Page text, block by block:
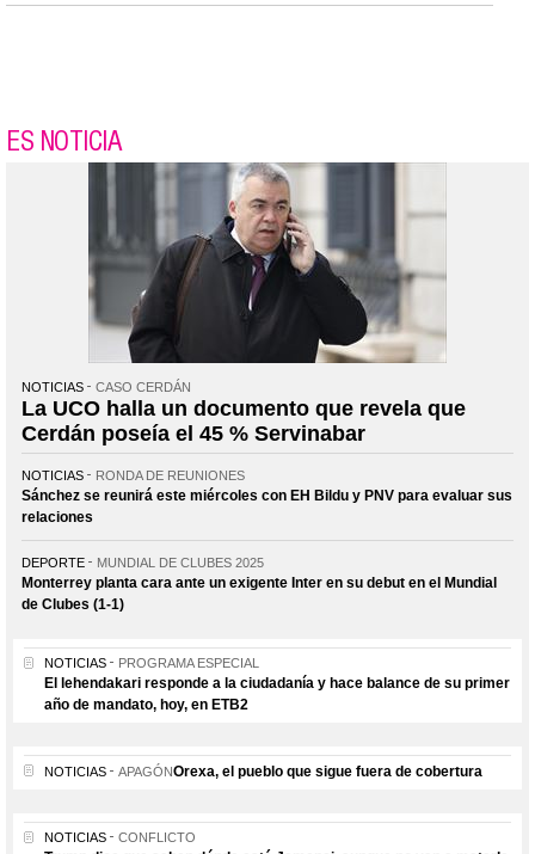
ES NOTICIA
NOTICIAS CASO CERDÁN
La UCO halla un documento que revela que
Cerdán poseía el 45 % Servinabar
NOTICIAS RONDA DE REUNIONES
Sánchez se reunirá este miércoles con EH Bildu y PNV para evaluar sus
relaciones
DEPORTE MUNDIAL DE CLUBES 2025
Monterrey planta cara ante un exigente Inter en su debut en el Mundial
de Clubes (1-1)
NOTICIAS PROGRAMA ESPECIAL
El lehendakari responde a la ciudadanía y hace balance de su primer
año de mandato, hoy, en ETB2
NOTICIAS APAGÓNOrexa, el pueblo que sigue fuera de cobertura
NOTICIAS CONFLICTO